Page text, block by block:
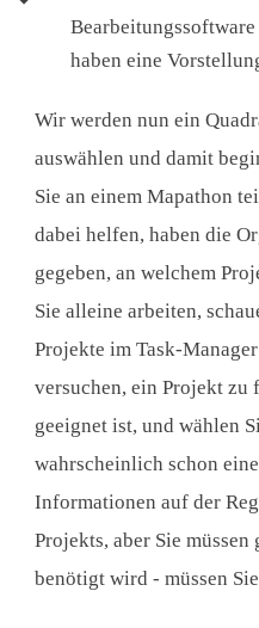
haben eine
Wir werden nun ein
auswählen und damit
Sie an einem Mapathon
dabei helfen, haben die
gegeben, an welchem
Sie alleine arbeiten,
Projekte im Task-
versuchen, ein Projekt zu
geeignet ist, und wählen
wahrscheinlich schon
Informationen auf der
Projekts, aber Sie
benötigt wird - müssen